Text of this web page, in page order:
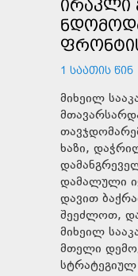
ᲘᲠᲐᲙᲚᲘ
1 ᲡᲐᲐᲗᲘᲡ ᲬᲘᲜ
მიხეილ
ხაზი,
დამალული
დავით
შეეძლოთ,
მიხეილ
მთელი
სტრატეგიულ